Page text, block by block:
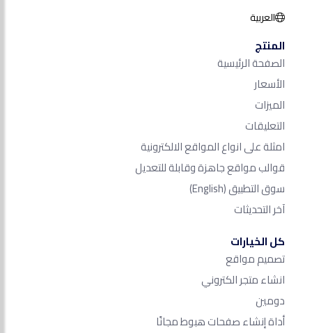
العربية
المنتج
الصفحة الرئيسية
الأسعار
الميزات
التعليقات
امثلة على انواع المواقع الالكترونية
قوالب مواقع جاهزة وقابلة للتعديل
سوق التطبيق(English)
آخر التحديثات
كل الخيارات
تصميم مواقع
انشاء متجر الكتروني
دومين
أداة إنشاء صفحات هبوط مجانًا